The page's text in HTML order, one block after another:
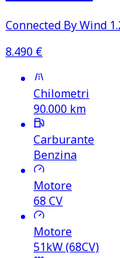
Connected By Wind
8.490 €
Chilometri
90.000 km
Carburante
Benzina
Motore
68 CV
Motore
51kW (68CV)